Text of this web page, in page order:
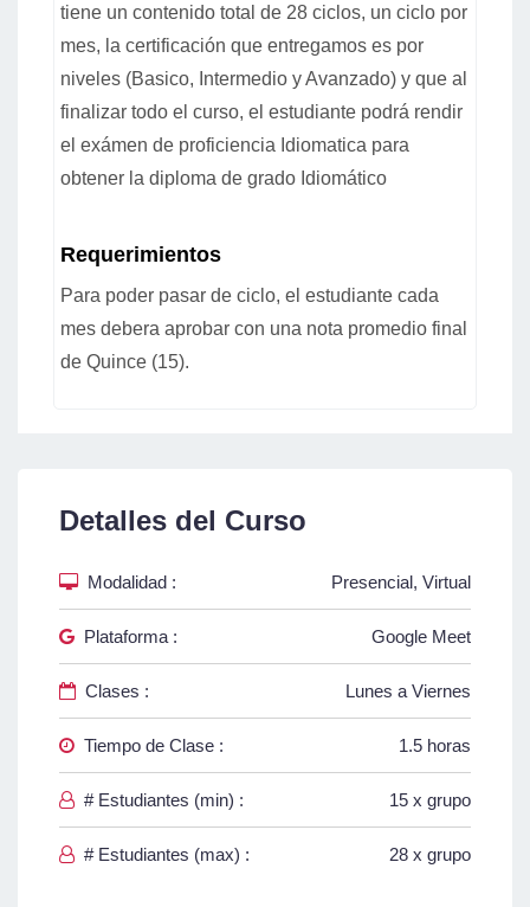
tiene un contenido total de 28 ciclos, un ciclo por
mes, la certificación que entregamos es por
niveles (Basico, Intermedio y Avanzado) y que al
finalizar todo el curso, el estudiante podrá rendir
el exámen de proficiencia Idiomatica para
obtener la diploma de grado Idiomático
Requerimientos
Para poder pasar de ciclo, el estudiante cada
mes debera aprobar con una nota promedio final
de Quince (15).
Detalles del Curso
Modalidad : Presencial, Virtual
Plataforma : Google Meet
Clases : Lunes a Viernes
Tiempo de Clase : 1.5 horas
# Estudiantes (min) : 15 x grupo
# Estudiantes (max) : 28 x grupo